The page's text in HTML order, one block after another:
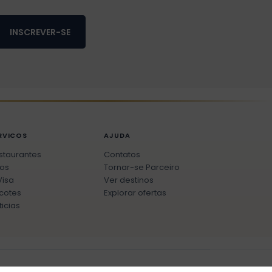
INSCREVER-SE
AJUDA
Contatos
Tornar-se Parceiro
Ver destinos
Explorar ofertas